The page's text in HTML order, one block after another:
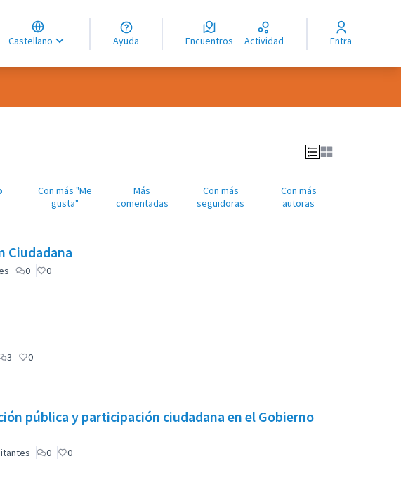
Castellano
Choose language
Choisir la langue
Elegir el idioma
Ayuda Encuentros Actividad Entra
usuario
Con más "Me
gusta"
Más
comentadas
Con más
seguidoras
Con más
autoras
Ciudadana
0 0
3 0
pública y participación ciudadana en el Gobierno
0 0